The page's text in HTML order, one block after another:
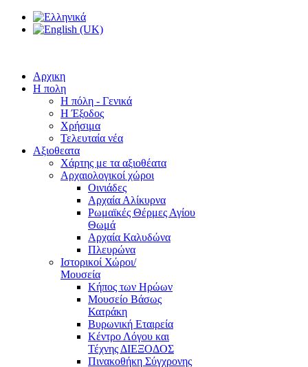
Αρχικη
Η πολη
Η πόλη - Γενικά
Η Έξοδος
Χρήσιμα
Τελευταία νέα
Αξιοθεατα
Χάρτης με τα αξιοθέατα
Αρχαιολογικοί χώροι
Οινιάδες
Αρχαία Αλίκυρνα
Ρωμαϊκές Θέρμες Αγίου
Θωμά
Αρχαία Καλυδώνα
Πλευρώνα
Ιστορικοί Χώροι/
Μουσεία
Κήπος των Ηρώων
Μουσείο Βάσως
Κατράκη
Βυρωνική Εταιρεία
Κέντρο Λόγου και
Τέχνης ΔΙΕΞΟΔΟΣ
Πινακοθήκη Σύγχρονης